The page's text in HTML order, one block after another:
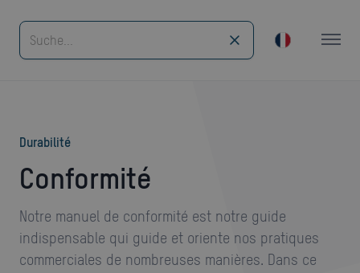
durabilité
Conformité
Notre manuel de conformité est notre guide
indispensable qui guide et oriente nos pratiques
commerciales de nombreuses manières. Dans ce